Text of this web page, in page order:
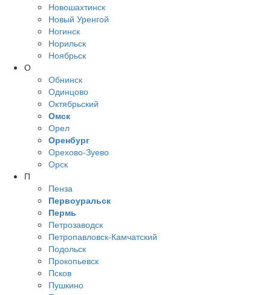
Новошахтинск
Новый Уренгой
Ногинск
Норильск
Ноябрьск
О
Обнинск
Одинцово
Октябрьский
Омск
Орел
Оренбург
Орехово-Зуево
Орск
П
Пенза
Первоуральск
Пермь
Петрозаводск
Петропавловск-Камчатский
Подольск
Прокопьевск
Псков
Пушкино